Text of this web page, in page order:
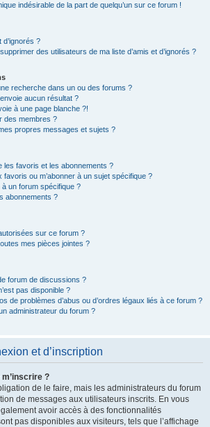
indésirable de la part de quelqu’un sur ce forum !
d’ignorés ?
des utilisateurs de ma liste d’amis et d’ignorés ?
recherche dans un ou des forums ?
aucun résultat ?
à une page blanche ?!
des membres ?
propres messages et sujets ?
les favoris et les abonnements ?
ou m’abonner à un sujet spécifique ?
à un forum spécifique ?
abonnements ?
sur ce forum ?
mes pièces jointes ?
forum de discussions ?
pas disponible ?
de problèmes d’abus ou d’ordres légaux liés à ce forum ?
administrateur du forum ?
et d’inscription
?
de le faire, mais les administrateurs du forum
de messages aux utilisateurs inscrits. En vous
avoir accès à des fonctionnalités
pas disponibles aux visiteurs, tels que l’affichage